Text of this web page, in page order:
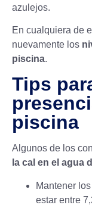
azulejos.
En cualquiera de
nuevamente los
piscina.
Tips
piscina
Algunos de los
la cal en el agua
Mantener los
estar entre